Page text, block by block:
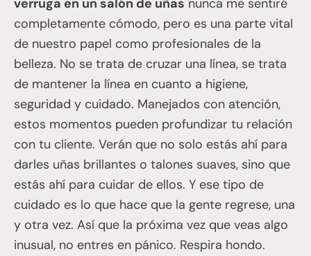
verruga en un salón de uñas nunca me sentiré
completamente cómodo, pero es una parte vital
de nuestro papel como profesionales de la
belleza. No se trata de cruzar una línea, se trata
de mantener la línea en cuanto a higiene,
seguridad y cuidado. Manejados con atención,
estos momentos pueden profundizar tu relación
con tu cliente. Verán que no solo estás ahí para
darles uñas brillantes o talones suaves, sino que
estás ahí para cuidar de ellos. Y ese tipo de
cuidado es lo que hace que la gente regrese, una
y otra vez. Así que la próxima vez que veas algo
inusual, no entres en pánico. Respira hondo.